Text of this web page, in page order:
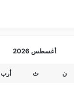
أغسطس 2026
ن ث أرب